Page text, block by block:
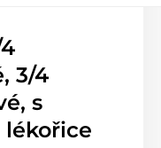
3/4
s
lékořice